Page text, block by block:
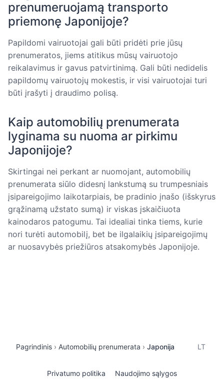
prenumeruojamą transporto
priemonę Japonijoje?
Papildomi vairuotojai gali būti pridėti prie jūsų
prenumeratos, jiems atitikus mūsų vairuotojo
reikalavimus ir gavus patvirtinimą. Gali būti nedidelis
papildomų vairuotojų mokestis, ir visi vairuotojai turi
būti įrašyti į draudimo polisą.
Kaip automobilių prenumerata
lyginama su nuoma ar pirkimu
Japonijoje?
Skirtingai nei perkant ar nuomojant, automobilių
prenumerata siūlo didesnį lankstumą su trumpesniais
įsipareigojimo laikotarpiais, be pradinio įnašo (išskyrus
grąžinamą užstato sumą) ir viskas įskaičiuota
kainodaros patogumu. Tai idealiai tinka tiems, kurie
nori turėti automobilį, bet be ilgalaikių įsipareigojimų
ar nuosavybės priežiūros atsakomybės Japonijoje.
Pagrindinis Automobilių prenumerata Japonija LT
Privatumo politika Naudojimo sąlygos